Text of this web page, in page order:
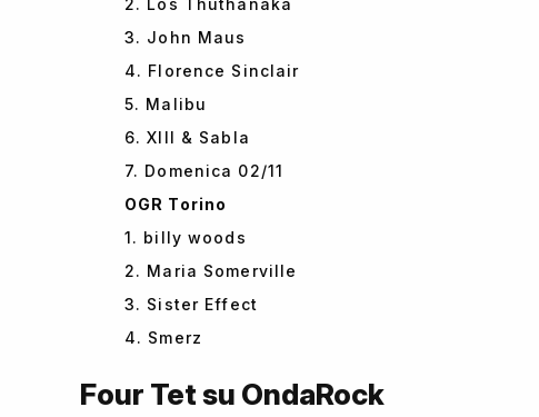
2. Los Thuthanaka
3. John Maus
4. Florence Sinclair
5. Malibu
6. XIII & Sabla
7. Domenica 02/11
OGR Torino
1. billy woods
2. Maria Somerville
3. Sister Effect
4. Smerz
Four Tet su OndaRock